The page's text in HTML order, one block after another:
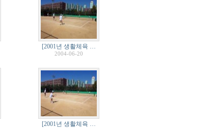
[2001년 생활체육 …
2004-06-20
[2001년 생활체육 …